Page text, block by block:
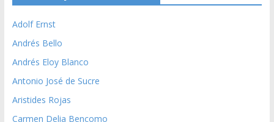
Adolf Ernst
Andrés Bello
Andrés Eloy Blanco
Antonio José de Sucre
Aristides Rojas
Carmen Delia Bencomo